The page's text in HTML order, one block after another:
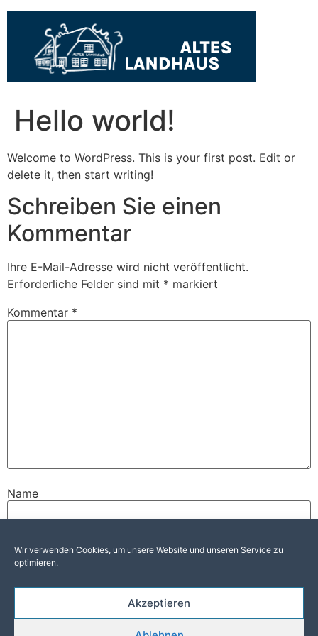
Wir verwenden Cookies, um unsere Website und unseren Service zu
optimieren.
Akzeptieren
Hello world!
Welcome to WordPress. This is your first post. Edit or
delete it, then start writing!
Schreiben Sie einen
Kommentar
Ihre E-Mail-Adresse wird nicht veröffentlicht.
Erforderliche Felder sind mit * markiert
Kommentar *
Name
E-Mail-Adresse